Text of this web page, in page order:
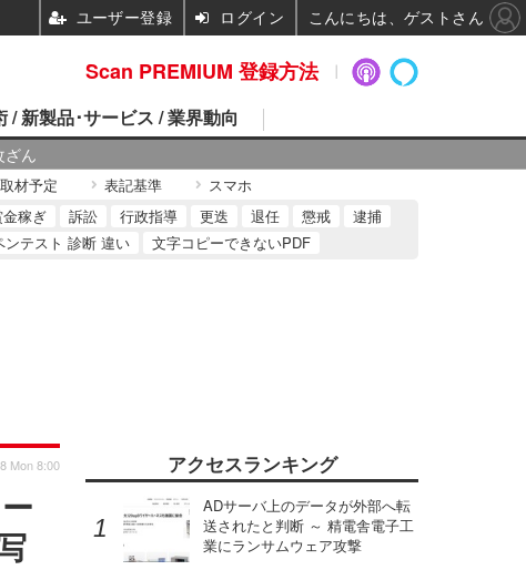
ざん
/ 新製品･サービス / 業界動向
取材予定 表記基準 スマホ
稼ぎ 訴訟 行政指導 更迭 退任 懲戒
逮捕
ンテスト 診断 違い 文字コピーできないPDF
Mon 8:00 アクセスランキング
ADサーバ上のデータが外部へ転
送されたと判断 ～ 精電舎電子工
業にランサムウェア攻撃
Scan PREMIUM 登録方法
ユーザー登録 ログイン こんにちは、ゲストさん